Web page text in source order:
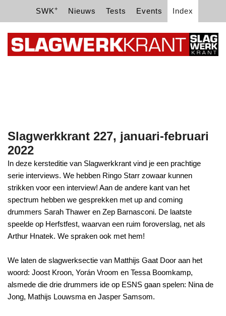
SWK+ Nieuws Tests Events Index
Slagwerkkrant 227, januari-februari
2022
In deze kersteditie van Slagwerkkrant vind je een prachtige
serie interviews. We hebben Ringo Starr zowaar kunnen
strikken voor een interview! Aan de andere kant van het
spectrum hebben we gesprekken met up and coming
drummers Sarah Thawer en Zep Barnasconi. De laatste
speelde op Herfstfest, waarvan een ruim foroverslag, net als
Arthur Hnatek. We spraken ook met hem!
We laten de slagwerksectie van Matthijs Gaat Door aan het
woord: Joost Kroon, Yorán Vroom en Tessa Boomkamp,
alsmede die drie drummers ide op ESNS gaan spelen: Nina de
Jong, Mathijs Louwsma en Jasper Samsom.